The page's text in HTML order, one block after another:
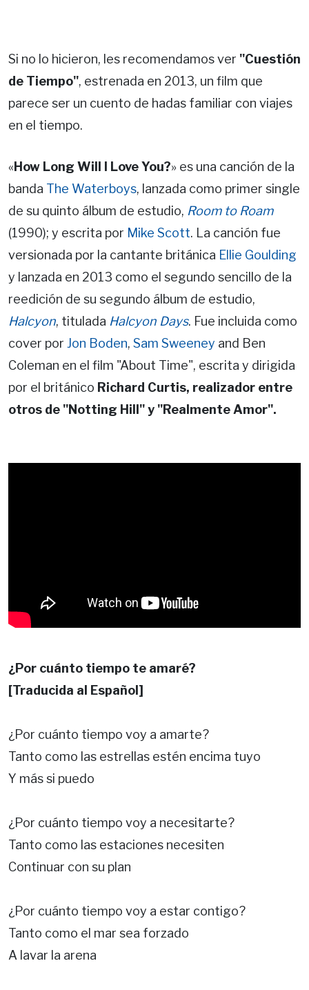
Si no lo hicieron, les recomendamos ver "Cuestión
de Tiempo", estrenada en 2013, un film que
parece ser un cuento de hadas familiar con viajes
en el tiempo.
«How Long Will I Love You?» es una canción de la
banda The Waterboys, lanzada como primer single
de su quinto álbum de estudio, Room to Roam
(1990); y escrita por Mike Scott. La canción fue
versionada por la cantante británica Ellie Goulding
y lanzada en 2013 como el segundo sencillo de la
reedición de su segundo álbum de estudio,
Halcyon, titulada Halcyon Days. Fue incluida como
cover por Jon Boden, Sam Sweeney and Ben
Coleman en el film "About Time", escrita y dirigida
por el británico Richard Curtis, realizador entre
otros de "Notting Hill" y "Realmente Amor".
¿Por cuánto tiempo te amaré?
[Traducida al Español]
¿Por cuánto tiempo voy a amarte?
Tanto como las estrellas estén encima tuyo
Y más si puedo
¿Por cuánto tiempo voy a necesitarte?
Tanto como las estaciones necesiten
Continuar con su plan
¿Por cuánto tiempo voy a estar contigo?
Tanto como el mar sea forzado
A lavar la arena